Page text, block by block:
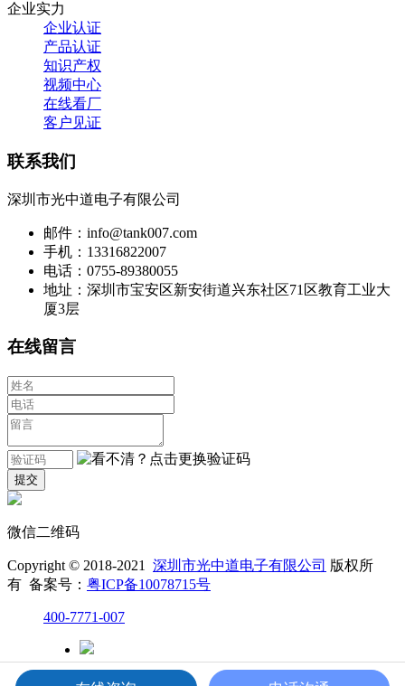
企业实力
企业认证
产品认证
知识产权
视频中心
在线看厂
客户见证
联系我们
深圳市光中道电子有限公司
邮件：info@tank007.com
手机：13316822007
电话：0755-89380055
地址：深圳市宝安区新安街道兴东社区71区教育工业大
厦3层
在线留言
微信二维码
Copyright © 2018-2021 深圳市光中道电子有限公司 版权所
有 备案号： 粤ICP备10078715号
400-7771-007